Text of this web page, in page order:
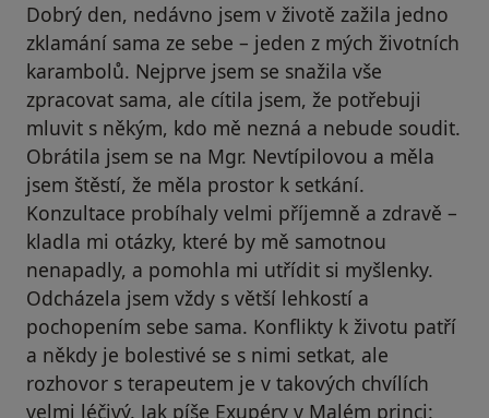
Dobrý den, nedávno jsem v životě zažila jedno
zklamání sama ze sebe – jeden z mých životních
karambolů. Nejprve jsem se snažila vše
zpracovat sama, ale cítila jsem, že potřebuji
mluvit s někým, kdo mě nezná a nebude soudit.
Obrátila jsem se na Mgr. Nevtípilovou a měla
jsem štěstí, že měla prostor k setkání.
Konzultace probíhaly velmi příjemně a zdravě –
kladla mi otázky, které by mě samotnou
nenapadly, a pomohla mi utřídit si myšlenky.
Odcházela jsem vždy s větší lehkostí a
pochopením sebe sama. Konflikty k životu patří
a někdy je bolestivé se s nimi setkat, ale
rozhovor s terapeutem je v takových chvílích
velmi léčivý. Jak píše Exupéry v Malém princi: